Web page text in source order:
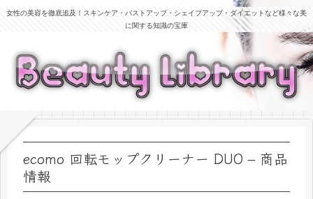
女性の美容を徹底追及！スキンケア・バストアップ・シェイプアップ・ダイエットなど様々な美
に関する知識の宝庫
ecomo 回転モップクリーナー DUO – 商品
情報